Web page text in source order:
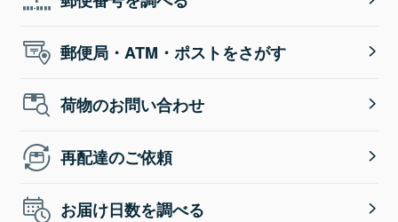
郵便局・ATM・ポストをさがす
荷物のお問い合わせ
再配達のご依頼
お届け日数を調べる